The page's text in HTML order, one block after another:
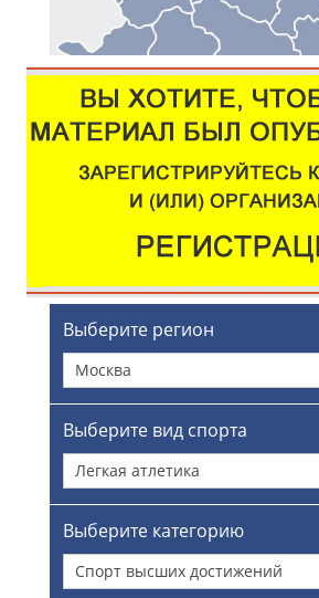
Выберите регион
Москва
Выберите вид спорта
Легкая атлетика
Выберите категорию
Спорт высших достижений